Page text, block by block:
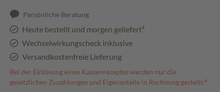
Persönliche Beratung
Heute bestellt und morgen geliefert³
Wechselwirkungscheck inklusive
Versandkostenfreie Lieferung
Bei der Einlösung eines Kassenrezeptes werden nur die
gesetzlichen Zuzahlungen und Eigenanteile in Rechnung gestellt.⁴